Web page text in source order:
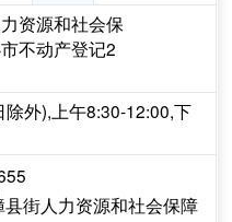
资源和社会保
不动产登记2
外),上午8:30-12:00,下
街人力资源和社会保障